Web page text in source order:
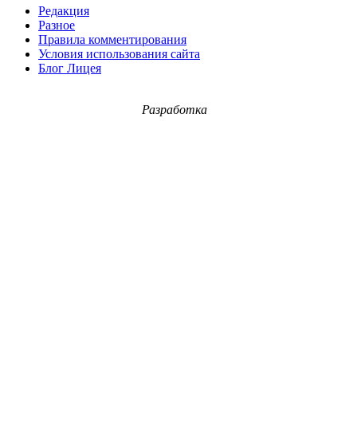
Редакция
Разное
Правила комментирования
Условия использования сайта
Блог Лицея
Разработка